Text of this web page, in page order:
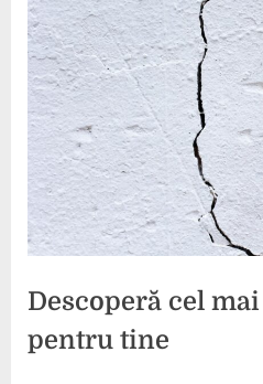
Descoperă cel
pentru tine